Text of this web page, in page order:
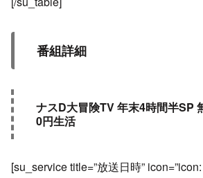
番組詳細
ナスD大冒険TV 年末4時間半SP
0円生活
[su_service title=”放送日時”